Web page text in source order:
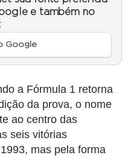
e também no
Google
a Fórmula 1 retorna
da prova, o nome
ao centro das
seis vitórias
mas pela forma